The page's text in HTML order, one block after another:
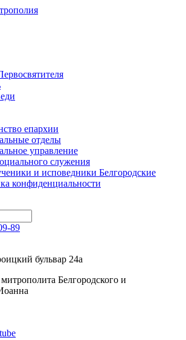
епархии
отделы
управление
служения
и исповедники Белгородские
конфиденциальности
89
бульвар 24а
Белгородского и